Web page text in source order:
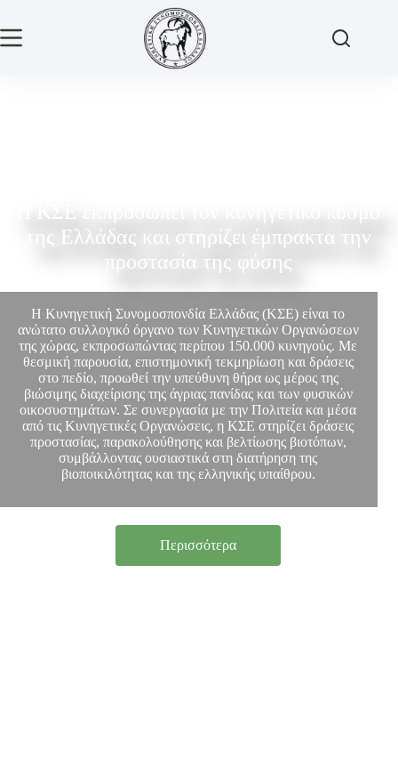
της Ελλάδας και στηρίζει έμπρακτα την
προστασία της φύσης
Η Κυνηγετική Συνομοσπονδία Ελλάδας (ΚΣΕ) είναι το
ανώτατο συλλογικό όργανο των Κυνηγετικών Οργανώσεων
της χώρας, εκπροσωπώντας περίπου 150.000 κυνηγούς. Με
θεσμική παρουσία, επιστημονική τεκμηρίωση και δράσεις
στο πεδίο, προωθεί την υπεύθυνη θήρα ως μέρος της
βιώσιμης διαχείρισης της άγριας πανίδας και των φυσικών
οικοσυστημάτων. Σε συνεργασία με την Πολιτεία και μέσα
από τις Κυνηγετικές Οργανώσεις, η ΚΣΕ στηρίζει δράσεις
προστασίας, παρακολούθησης και βελτίωσης βιοτόπων,
συμβάλλοντας ουσιαστικά στη διατήρηση της
βιοποικιλότητας και της ελληνικής υπαίθρου.
Περισσότερα